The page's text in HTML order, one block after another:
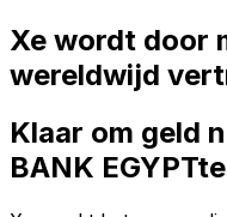
Xe wordt door
wereldwijd
Klaar om geld
BANK